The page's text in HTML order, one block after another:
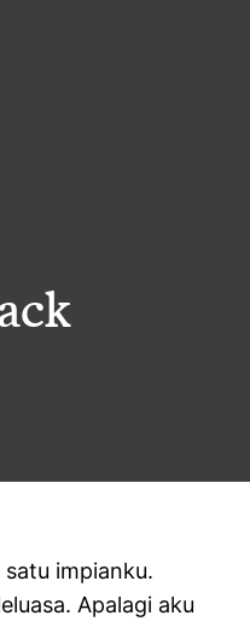
impianku.
Apalagi aku